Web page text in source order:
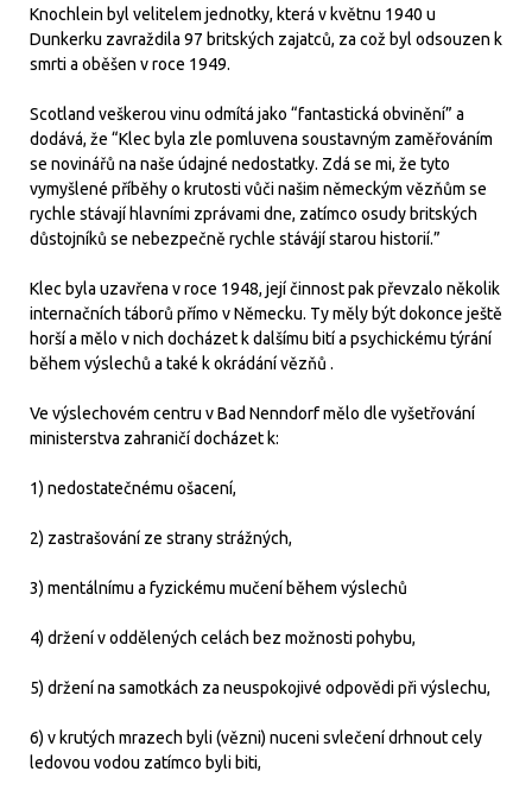
Knochlein byl velitelem jednotky, která v květnu 1940 u
Dunkerku zavraždila 97 britských zajatců, za což byl odsouzen k
smrti a oběšen v roce 1949.
Scotland veškerou vinu odmítá jako “fantastická obvinění” a
dodává, že “Klec byla zle pomluvena soustavným zaměřováním
se novinářů na naše údajné nedostatky. Zdá se mi, že tyto
vymyšlené příběhy o krutosti vůči našim německým vězňům se
rychle stávají hlavními zprávami dne, zatímco osudy britských
důstojníků se nebezpečně rychle stávájí starou historií.”
Klec byla uzavřena v roce 1948, její činnost pak převzalo několik
internačních táborů přímo v Německu. Ty měly být dokonce ještě
horší a mělo v nich docházet k dalšímu bití a psychickému týrání
během výslechů a také k okrádání vězňů .
Ve výslechovém centru v Bad Nenndorf mělo dle vyšetřování
ministerstva zahraničí docházet k:
1) nedostatečnému ošacení,
2) zastrašování ze strany strážných,
3) mentálnímu a fyzickému mučení během výslechů
4) držení v oddělených celách bez možnosti pohybu,
5) držení na samotkách za neuspokojivé odpovědi při výslechu,
6) v krutých mrazech byli (vězni) nuceni svlečení drhnout cely
ledovou vodou zatímco byli biti,